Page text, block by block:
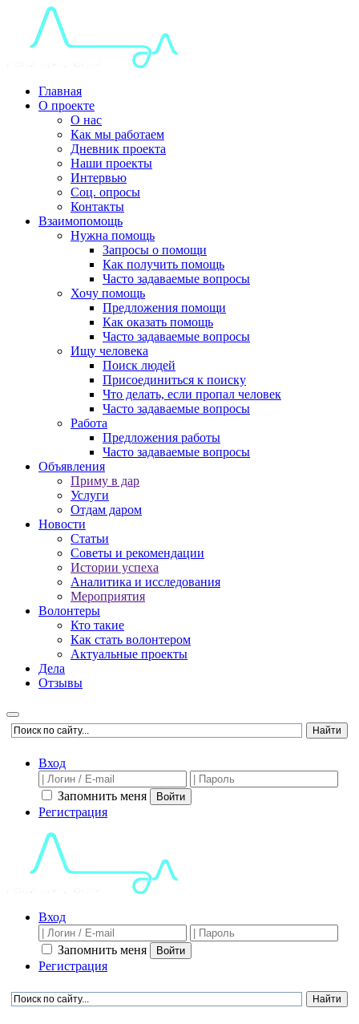
Главная
О проекте
О нас
Как мы работаем
Дневник проекта
Наши проекты
Интервью
Соц. опросы
Контакты
Взаимопомощь
Нужна помощь
Запросы о помощи
Как получить помощь
Часто задаваемые вопросы
Хочу помощь
Предложения помощи
Как оказать помощь
Часто задаваемые вопросы
Ищу человека
Поиск людей
Присоединиться к поиску
Что делать, если пропал человек
Часто задаваемые вопросы
Работа
Предложения работы
Часто задаваемые вопросы
Объявления
Приму в дар
Услуги
Отдам даром
Новости
Статьи
Советы и рекомендации
Истории успеха
Аналитика и исследования
Мероприятия
Волонтеры
Кто такие
Как стать волонтером
Актуальные проекты
Дела
Отзывы
Вход
Запомнить меня Войти
Регистрация
Вход
Запомнить меня Войти
Регистрация